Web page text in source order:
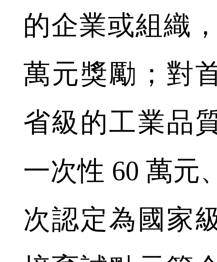
的企業或組織
萬元獎勵；對
省級的工業品
一次性 60 萬元
次認定為國家